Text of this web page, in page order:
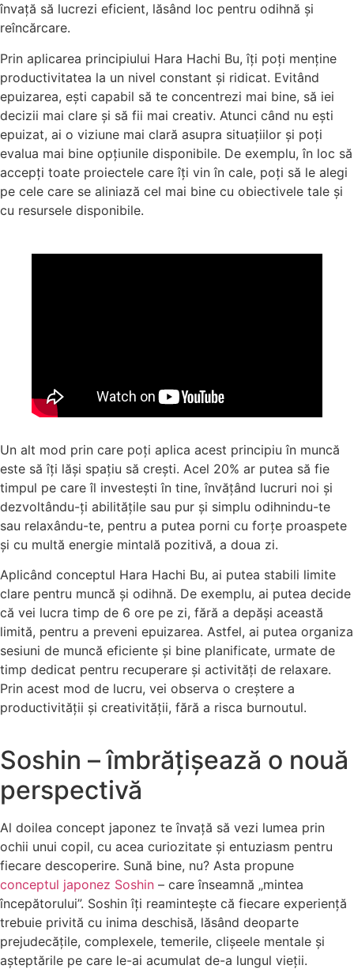
învață să lucrezi eficient, lăsând loc pentru odihnă și
reîncărcare.
Prin aplicarea principiului Hara Hachi Bu, îți poți menține
productivitatea la un nivel constant și ridicat. Evitând
epuizarea, ești capabil să te concentrezi mai bine, să iei
decizii mai clare și să fii mai creativ. Atunci când nu ești
epuizat, ai o viziune mai clară asupra situațiilor și poți
evalua mai bine opțiunile disponibile. De exemplu, în loc să
accepți toate proiectele care îți vin în cale, poți să le alegi
pe cele care se aliniază cel mai bine cu obiectivele tale și
cu resursele disponibile.
Un alt mod prin care poți aplica acest principiu în muncă
este să îți lăși spațiu să crești. Acel 20% ar putea să fie
timpul pe care îl investești în tine, învățând lucruri noi și
dezvoltându-ți abilitățile sau pur și simplu odihnindu-te
sau relaxându-te, pentru a putea porni cu forțe proaspete
și cu multă energie mintală pozitivă, a doua zi.
Aplicând conceptul Hara Hachi Bu, ai putea stabili limite
clare pentru muncă și odihnă. De exemplu, ai putea decide
că vei lucra timp de 6 ore pe zi, fără a depăși această
limită, pentru a preveni epuizarea. Astfel, ai putea organiza
sesiuni de muncă eficiente și bine planificate, urmate de
timp dedicat pentru recuperare și activități de relaxare.
Prin acest mod de lucru, vei observa o creștere a
productivității și creativității, fără a risca burnoutul.
Soshin – îmbrățișează o nouă
perspectivă
Al doilea concept japonez te învață să vezi lumea prin
ochii unui copil, cu acea curiozitate și entuziasm pentru
fiecare descoperire. Sună bine, nu? Asta propune
conceptul japonez Soshin – care înseamnă „mintea
începătorului”. Soshin îți reamintește că fiecare experiență
trebuie privită cu inima deschisă, lăsând deoparte
prejudecățile, complexele, temerile, clișeele mentale și
așteptările pe care le-ai acumulat de-a lungul vieții.